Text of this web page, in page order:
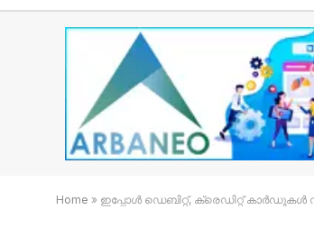
Home » ഇപ്പോൾ ഡെബിറ്റ്, ക്രെഡിറ്റ് കാർഡുകൾ